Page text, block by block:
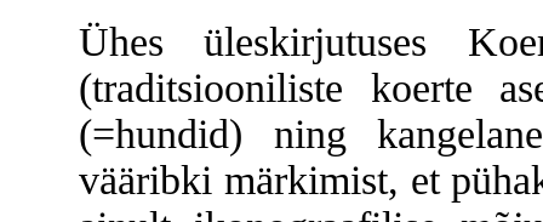
Ühes üleskirjutuses
(traditsiooniliste koerte
(=hundid) ning
vääribki märkimist, et